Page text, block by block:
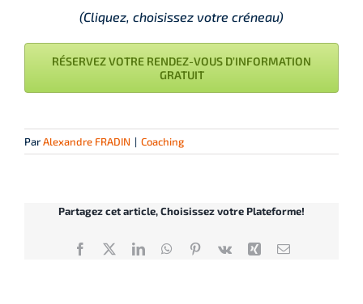
(Cliquez, choisissez votre créneau)
RÉSERVEZ VOTRE RENDEZ-VOUS D’INFORMATION
GRATUIT
ParAlexandre FRADIN | Coaching
Partagez cet article, Choisissez votre Plateforme!
Facebook
X LinkedInWhatsApp
Pinterest
Vk Xing Email